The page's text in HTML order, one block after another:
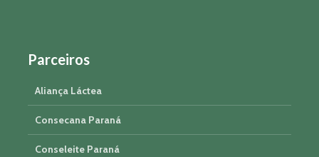
Parceiros
Aliança Láctea
Consecana Paraná
Conseleite Paraná